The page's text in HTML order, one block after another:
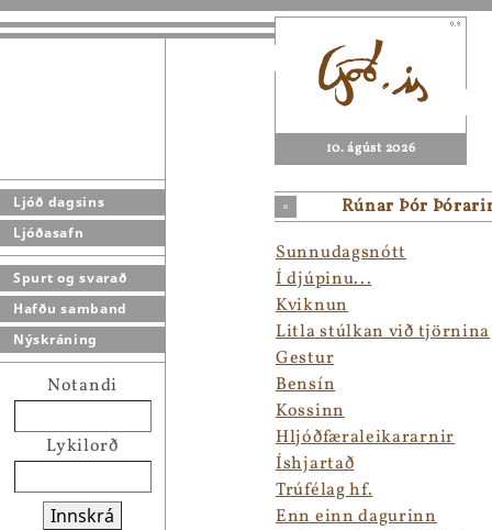
Ljóð dagsins
Ljóðasafn
Spurt og svarað
Hafðu samband
Nýskráning
Notandi
Lykilorð
Innskrá
10. ágúst 2026
Rúnar Þór
Sunnudagsnótt
Í djúpinu...
Kviknun
Litla stúlkan við tjörnina
Gestur
Bensín
Kossinn
Hljóðfæraleikararnir
Íshjartað
Trúfélag hf.
Enn einn dagurinn